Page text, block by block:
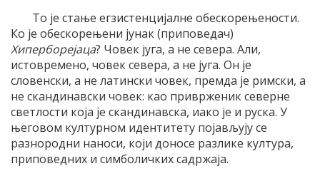
То је стање егзистенцијалне обескорењености.
Ко је обескорењени јунак (приповедач)
Хиперборејаца? Човек југа, а не севера. Али,
истовремено, човек севера, а не југа. Он је
словенски, а не латински човек, премда је римски, а
не скандинавски човек: као приврженик северне
светлости која је скандинавска, иако је и руска. У
његовом културном идентитету појављују се
разнородни наноси, који доносе разлике култура,
приповедних и симболичких садржаја.